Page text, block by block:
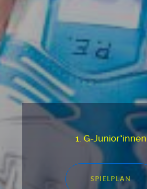
1. G-Junior*innen
SPIELPLAN